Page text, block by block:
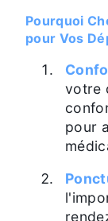
Pourquoi
pour Vos
votre
pour